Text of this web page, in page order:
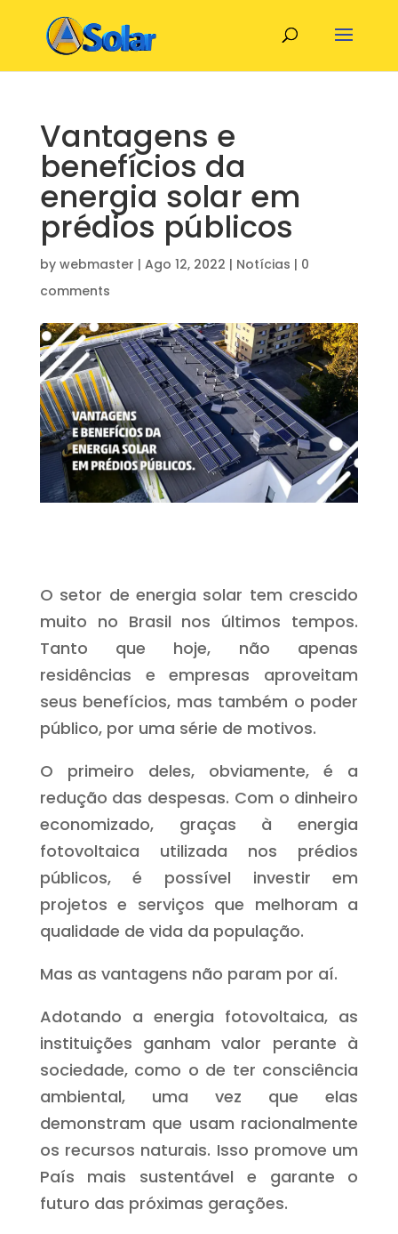
Vantagens e
benefícios da
energia solar em
prédios públicos
by webmaster | Ago 12, 2022 | Notícias | 0
comments
O setor de energia solar tem crescido
muito no Brasil nos últimos tempos.
Tanto que hoje, não apenas
residências e empresas aproveitam
seus benefícios, mas também o poder
público, por uma série de motivos.
O primeiro deles, obviamente, é a
redução das despesas. Com o dinheiro
economizado, graças à energia
fotovoltaica utilizada nos prédios
públicos, é possível investir em
projetos e serviços que melhoram a
qualidade de vida da população.
Mas as vantagens não param por aí.
Adotando a energia fotovoltaica, as
instituições ganham valor perante à
sociedade, como o de ter consciência
ambiental, uma vez que elas
demonstram que usam racionalmente
os recursos naturais. Isso promove um
País mais sustentável e garante o
futuro das próximas gerações.